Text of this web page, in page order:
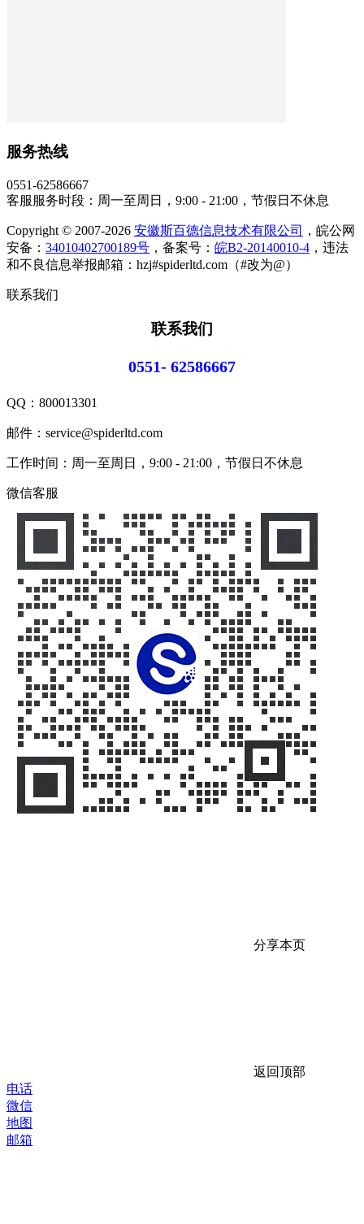
服务热线
0551-62586667
客服服务时段：周一至周日，9:00 - 21:00，节假日不休息
Copyright © 2007-2026 安徽斯百德信息技术有限公司
，皖公网
安备： 34010402700189号 ，备案号： 皖B2-20140010-4 ，违法
和不良信息举报邮箱：hzj#spiderltd.com（#改为@）
联系我们
联系我们
0551- 62586667
QQ： 800013301
邮件：service@spiderltd.com
工作时间：周一至周日，9:00 - 21:00，节假日不休息
微信客服
分享本页
返回顶部
电话
微信
地图
邮箱